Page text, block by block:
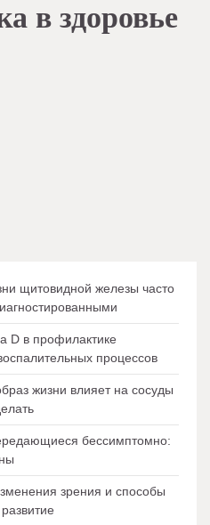
в здоровье
щитовидной железы часто
D в профилактике
процессов
жизни влияет на сосуды
бессимптомно:
зрения и способы